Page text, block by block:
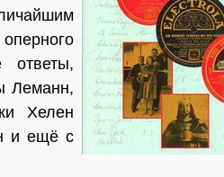
ответы,
Леманн,
Хелен
и ещё с